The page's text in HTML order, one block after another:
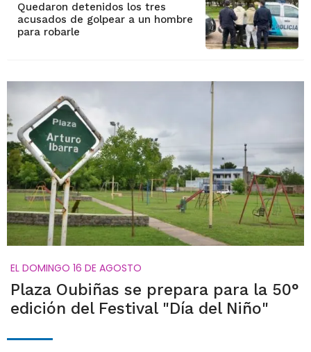
Quedaron detenidos los tres
acusados de golpear a un hombre
para robarle
EL DOMINGO 16 DE AGOSTO
Plaza Oubiñas se prepara para la 50°
edición del Festival "Día del Niño"